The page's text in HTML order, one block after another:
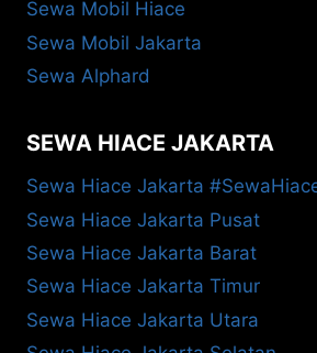
Sewa Mobil Hiace
Sewa Mobil Jakarta
Sewa Alphard
SEWA HIACE JAKARTA
Sewa Hiace Jakarta
Sewa Hiace Jakarta Pusat
Sewa Hiace Jakarta Barat
Sewa Hiace Jakarta Timur
Sewa Hiace Jakarta Utara